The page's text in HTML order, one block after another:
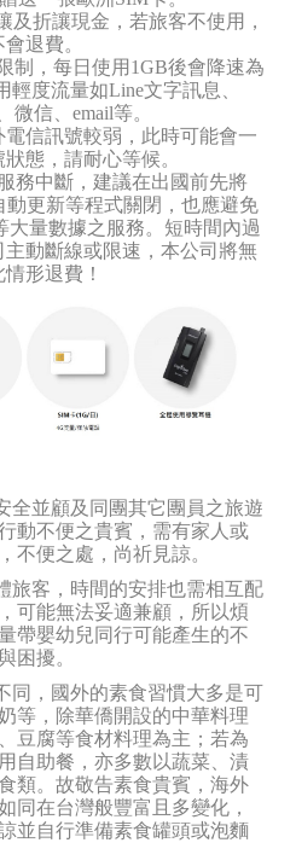
及折讓現金，若旅客不使用，
退費。
制，每日使用1GB後會降速為
輕度流量如Line文字訊息、
微信、email等。
信訊號較弱，此時可能會一
態，請耐心等候。
務中斷，建議在出國前先將
動更新等程式關閉，也應避免
大量數據之服務。短時間內過
動斷線或限速，本公司將無
形退費！
全並顧及同團其它團員之旅遊
動不便之貴賓，需有家人或
不便之處，尚祈見諒。
旅客，時間的安排也需相互配
可能無法妥適兼顧，所以煩
帶嬰幼兒同行可能產生的不
困擾。
同，國外的素食習慣大多是可
等，除華僑開設的中華料理
豆腐等食材料理為主；若為
自助餐，亦多數以蔬菜、漬
類。故敬告素食貴賓，海外
同在台灣般豐富且多變化，
並自行準備素食罐頭或泡麵